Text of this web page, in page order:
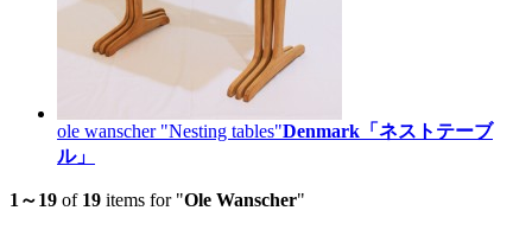
ole wanscher "Nesting tables"Denmark「ネストテーブ
ル」
1～19 of 19 items for "Ole Wanscher"